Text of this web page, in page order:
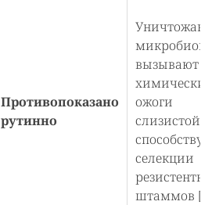
Противопоказано
рутинно
микробиом,
вызывают
химические
ожоги
слизистой,
селекции
штаммов